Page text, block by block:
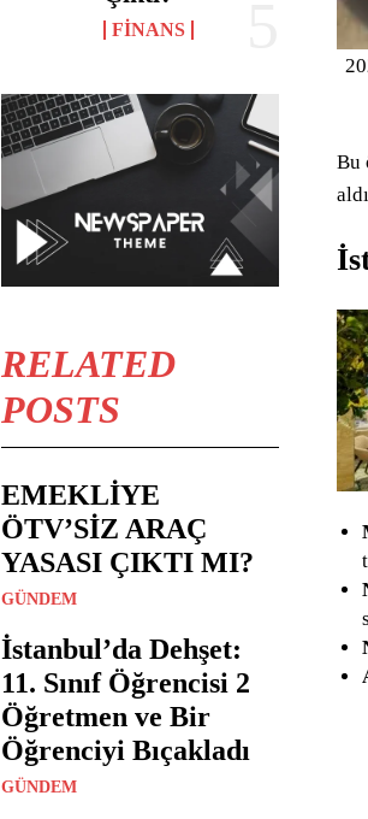
FINANS
RELATED
POSTS
EMEKLİYE
ÖTV’SİZ ARAÇ
YASASI ÇIKTI MI?
GÜNDEM
İstanbul’da Dehşet:
11. Sınıf Öğrencisi 2
Öğretmen ve Bir
Öğrenciyi Bıçakladı
GÜNDEM
Bu